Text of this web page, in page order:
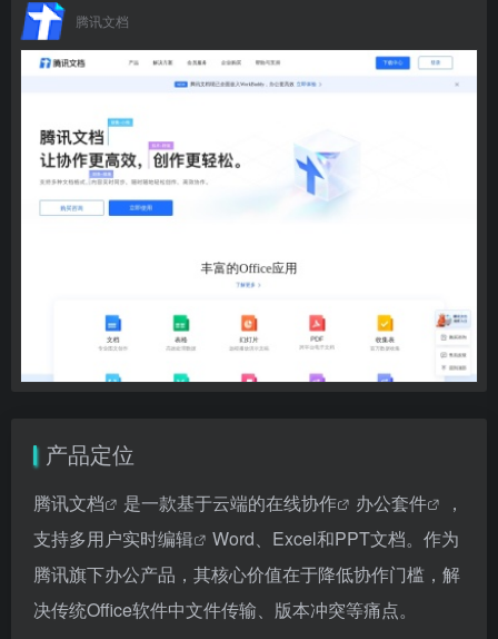
腾讯文档
产品定位
腾讯文档 是一款基于云端的在线协作 办公套件
，
支持多用户实时编辑
Word、Excel和PPT文档。作为
腾讯旗下办公产品，其核心价值在于降低协作门槛，解
决传统Office软件中文件传输、版本冲突等痛点。